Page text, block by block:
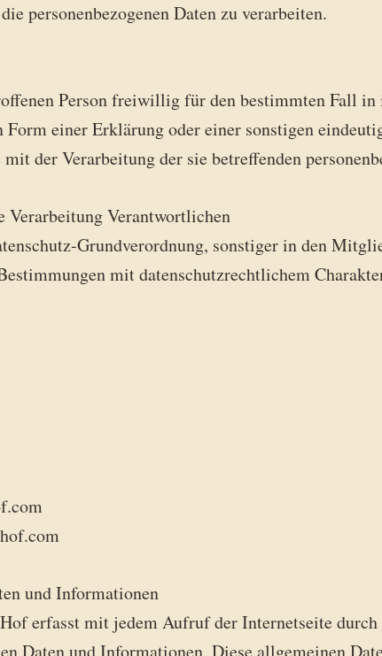
personenbezogenen Daten zu verarbeiten.
Person freiwillig für den bestimmten Fall
einer Erklärung oder einer sonstigen
der Verarbeitung der sie betreffenden
Verantwortlichen
Grundverordnung, sonstiger in den
mit datenschutzrechtlichem
und Informationen
erfasst mit jedem Aufruf der Internetseite